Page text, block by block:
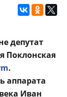
депутат
Поклонская
.
аппарата
Иван